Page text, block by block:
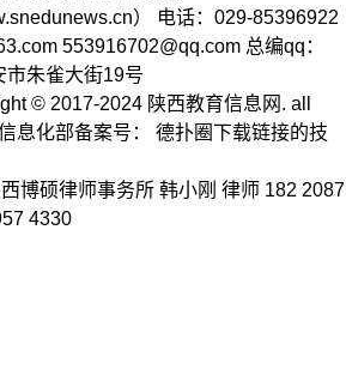
） 电话：029-85396922
553916702@qq.com 总编qq：
市朱雀大街19号
© 2017-2024 陕西教育信息网. all
息化部备案号： 德扑圈下载链接的技
博硕律师事务所 韩小刚 律师 182 2087
4330